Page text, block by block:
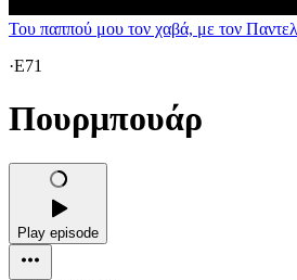
Του παππού μου τον χαβά, με τον
·E71
Πουρμπουάρ
Play episode